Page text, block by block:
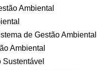
Ambiental
de Gestão Ambiental
Ambiental